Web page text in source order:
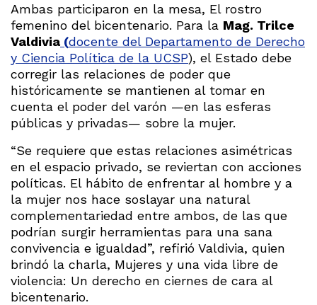
Ambas participaron en la mesa, El rostro
femenino del bicentenario. Para la Mag. Trilce
Valdivia (docente del Departamento de Derecho
y Ciencia Política de la UCSP), el Estado debe
corregir las relaciones de poder que
históricamente se mantienen al tomar en
cuenta el poder del varón —en las esferas
públicas y privadas— sobre la mujer.
“Se requiere que estas relaciones asimétricas
en el espacio privado, se reviertan con acciones
políticas. El hábito de enfrentar al hombre y a
la mujer nos hace soslayar una natural
complementariedad entre ambos, de las que
podrían surgir herramientas para una sana
convivencia e igualdad”, refirió Valdivia, quien
brindó la charla, Mujeres y una vida libre de
violencia: Un derecho en ciernes de cara al
bicentenario.